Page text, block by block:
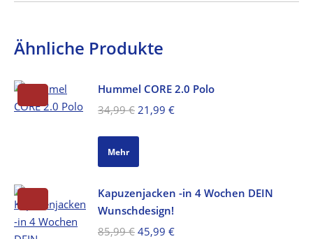
Ähnliche Produkte
Hummel CORE 2.0 Polo
34,99€ Ursprünglicher
21,99 €Aktueller
Mehr
Kapuzenjacken -in 4 Wochen DEIN
Wunschdesign!
85,99€ Ursprünglicher
45,99 €Aktueller